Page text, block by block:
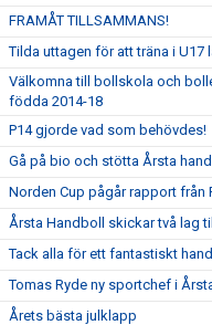
FRAMÅT TILLSAMMANS!
Tilda uttagen för att träna i U17
Välkomna till bollskola och
födda 2014-18
P14 gjorde vad som behövdes!
Gå på bio och stötta Årsta
Norden Cup pågår rapport från
Årsta Handboll skickar två lag
Tack alla för ett fantastiskt
Tomas Ryde ny sportchef i
Årets bästa julklapp